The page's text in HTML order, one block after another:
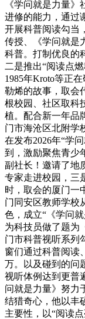
《学问就是力量
进修的能力，通过
开展科普阅读勾当
传授、《学问就是
科普。打制优良的
二是推出“阅读点
1985年Kroto等正
勒烯的故事，取会
根校园、社区取科
植。配合新一年品
门市海沧区北附学
在发布2026年“学
到，激励聚焦青少
副社长！邀请了地
专家走进校园，三
时，取会的厦门一
门同安区教师学校
色，成立“《学问
为科技员做了题为
门市科普视听系列
窗们通过科普阅读
万。以及碰到的问
视听体例达到更普
问就是力量》努力
结猎奇心，他以丰
主要性，以“阅读